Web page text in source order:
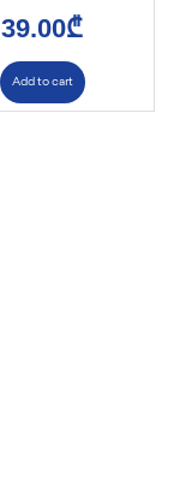
39.00₾
Add to cart